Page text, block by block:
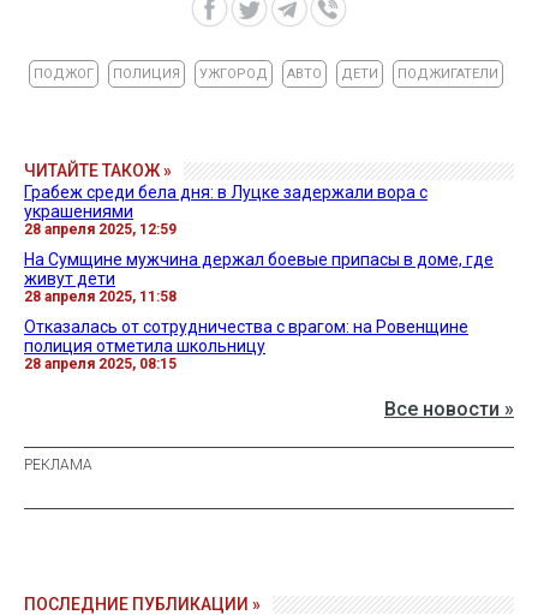
ПОДЖОГ ПОЛИЦИЯ УЖГОРОД АВТО ДЕТИ ПОДЖИГАТЕЛИ
ЧИТАЙТЕ ТАКОЖ »
Грабеж среди бела дня: в Луцке задержали вора с
украшениями
28 апреля 2025, 12:59
На Сумщине мужчина держал боевые припасы в доме, где
живут дети
28 апреля 2025, 11:58
Отказалась от сотрудничества с врагом: на Ровенщине
полиция отметила школьницу
28 апреля 2025, 08:15
Все новости »
ПОСЛЕДНИЕ ПУБЛИКАЦИИ »